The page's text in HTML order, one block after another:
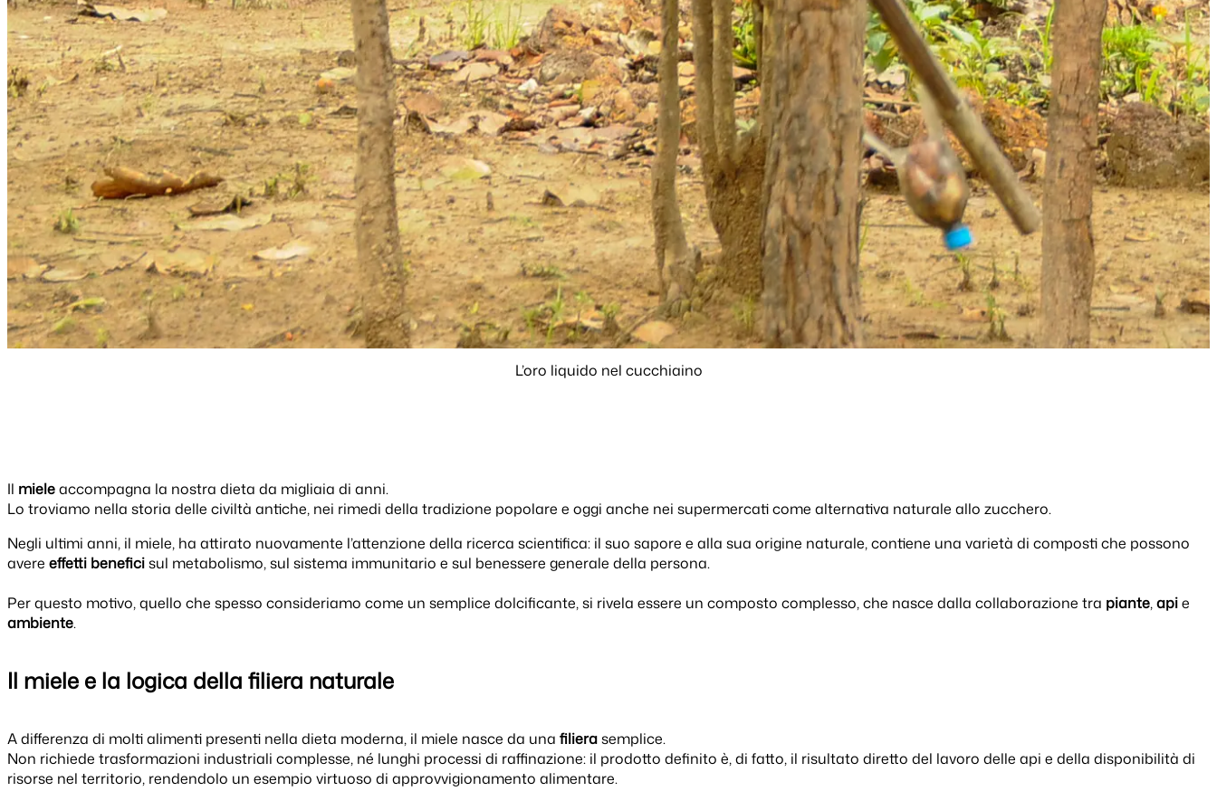
L’oro liquido nel cucchiaino
Il mieleaccompagna la nostra dieta da migliaia di anni.
Lo troviamo nella storia delle civiltà antiche, nei rimedi della tradizione popolare e oggi anche nei supermercati come alternativa naturale allo zucchero.
Negli ultimi anni, il miele, ha attirato nuovamente l’attenzione della ricerca scientifica: il suo sapore e alla sua origine naturale, contiene una varietà di composti che possono
avere effetti beneficisul metabolismo, sul sistema immunitario e sul benessere generale della persona.
Per questo motivo, quello che spesso consideriamo come un semplice dolcificante, si rivela essere un composto complesso, che nasce dalla collaborazione tra piante,apie
ambiente.
Il miele e la logica della filiera naturale
A differenza di molti alimenti presenti nella dieta moderna, il miele nasce da una filierasemplice.
Non richiede trasformazioni industriali complesse, né lunghi processi di raffinazione: il prodotto definito è, di fatto, il risultato diretto del lavoro delle api e della disponibilità di
risorse nel territorio, rendendolo un esempio virtuoso di approvvigionamento alimentare.